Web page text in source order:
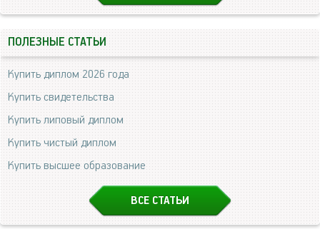
ПОЛЕЗНЫЕ СТАТЬИ
Купить диплом 2026 года
Купить свидетельства
Купить липовый диплом
Купить чистый диплом
Купить высшее образование
ВСЕ СТАТЬИ